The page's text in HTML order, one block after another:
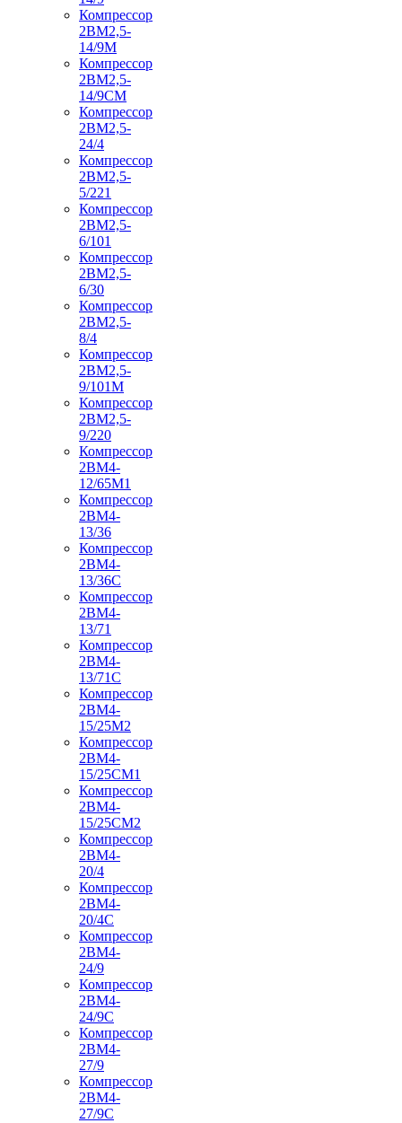
Компрессор
2ВМ2,5-
14/9М
Компрессор
2ВМ2,5-
14/9СМ
Компрессор
2ВМ2,5-
24/4
Компрессор
2ВМ2,5-
5/221
Компрессор
2ВМ2,5-
6/101
Компрессор
2ВМ2,5-
6/30
Компрессор
2ВМ2,5-
8/4
Компрессор
2ВМ2,5-
9/101М
Компрессор
2ВМ2,5-
9/220
Компрессор
2ВМ4-
12/65М1
Компрессор
2ВМ4-
13/36
Компрессор
2ВМ4-
13/36С
Компрессор
2ВМ4-
13/71
Компрессор
2ВМ4-
13/71С
Компрессор
2ВМ4-
15/25М2
Компрессор
2ВМ4-
15/25СМ1
Компрессор
2ВМ4-
15/25СМ2
Компрессор
2ВМ4-
20/4
Компрессор
2ВМ4-
20/4С
Компрессор
2ВМ4-
24/9
Компрессор
2ВМ4-
24/9С
Компрессор
2ВМ4-
27/9
Компрессор
2ВМ4-
27/9С